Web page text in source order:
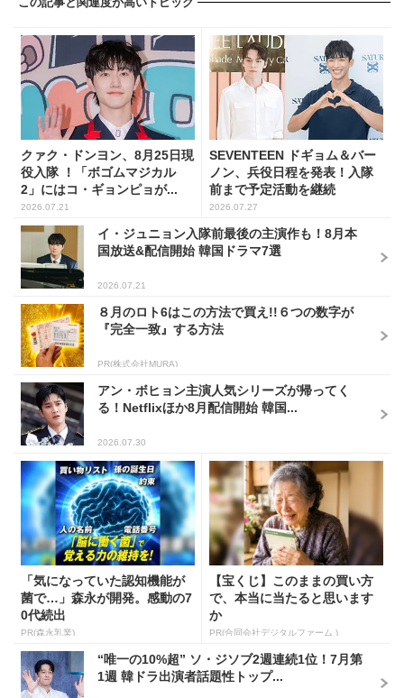
クァク・ドンヨン、8月25日現
役入隊 ！「ボゴムマジカル
2」にはコ・ギョンピョが...
2026.07.21
SEVENTEEN ドギョム＆バー
ノン、兵役日程を発表！入隊
前まで予定活動を継続
2026.07.27
イ・ジュニョン入隊前最後の主演作も！8月本
国放送&配信開始 韓国ドラマ7選
2026.07.21
８月のロト6はこの方法で買え!!６つの数字が
『完全一致』する方法
PR(株式会社MURA)
アン・ボヒョン主演人気シリーズが帰ってく
る！Netflixほか8月配信開始 韓国...
2026.07.30
「気になっていた認知機能が
菌で…」森永が開発。感動の7
0代続出
PR(森永乳業)
【宝くじ】このままの買い方
で、本当に当たると思います
か
PR(合同会社デジタルファーム )
“唯一の10%超” ソ・ジソブ2週連続1位！7月第
1週 韓ドラ出演者話題性トップ...